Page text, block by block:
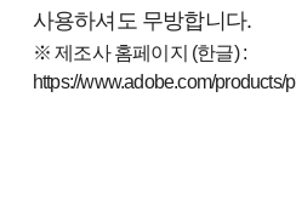
사용하셔도 무방합니다.
※ 제조사 홈페이지 (한글) :
https://www.adobe.com/products/